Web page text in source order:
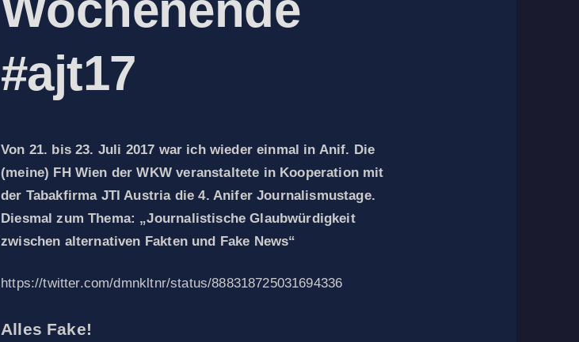
#ajt17
Von 21. bis 23. Juli 2017 war ich wieder einmal in Anif. Die
(meine) FH Wien der WKW veranstaltete in Kooperation mit
der Tabakfirma JTI Austria die 4. Anifer Journalismustage.
Diesmal zum Thema: „Journalistische Glaubwürdigkeit
zwischen alternativen Fakten und Fake News“
https://twitter.com/dmnkltnr/status/888318725031694336
Alles Fake!